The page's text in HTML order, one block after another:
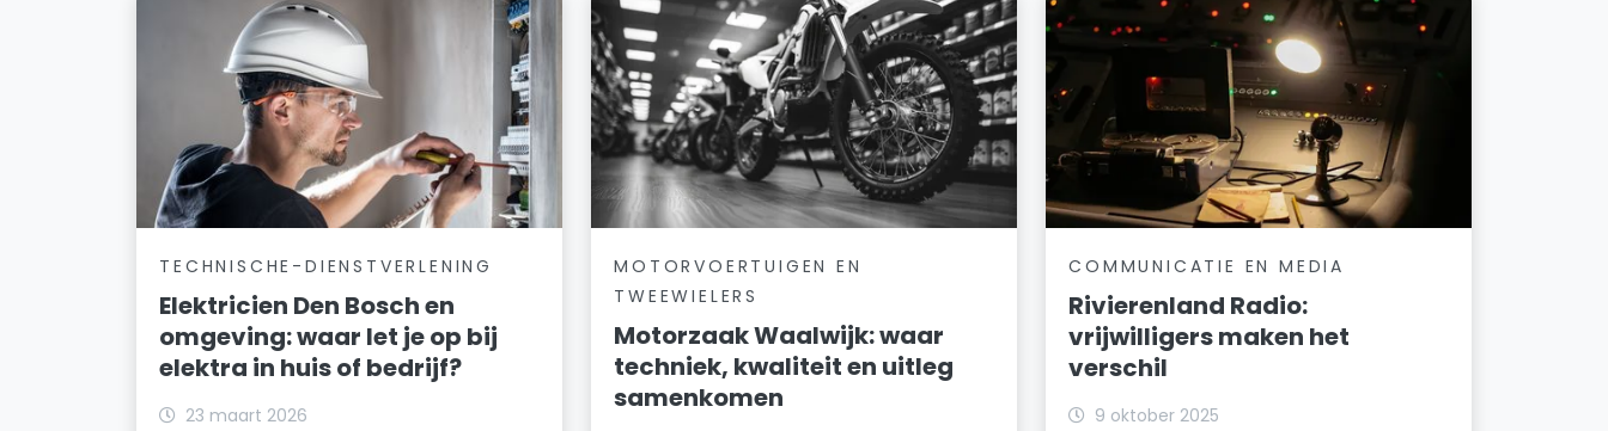
TECHNISCHE-DIENSTVERLENING
Elektricien Den Bosch en
omgeving: waar let je op bij
elektra in huis of bedrijf?
23 maart 2026
MOTORVOERTUIGEN EN
TWEEWIELERS
Motorzaak Waalwijk: waar
techniek, kwaliteit en uitleg
samenkomen
COMMUNICATIE EN MEDIA
Rivierenland Radio:
vrijwilligers maken het
verschil
9 oktober 2025